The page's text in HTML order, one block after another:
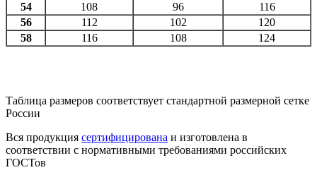
54
108 96
116
56
112 102
120
58
116 108 124
Таблица размеров соответствует стандартной размерной сетке
России
Вся продукция сертифицирована и изготовлена в
соответствии с нормативными требованиями российских
ГОСТов